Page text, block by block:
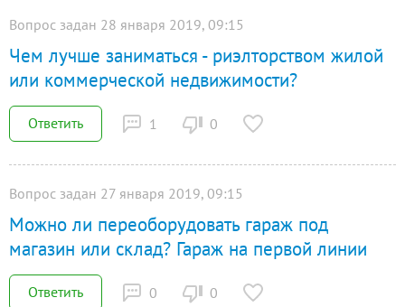
Вопрос задан 28 января 2019, 09:15
Чем лучше заниматься - риэлторством жилой
или коммерческой недвижимости?
Ответить 1 0
Вопрос задан 27 января 2019, 09:15
Можно ли переоборудовать гараж под
магазин или склад? Гараж на первой линии
Ответить 0 0